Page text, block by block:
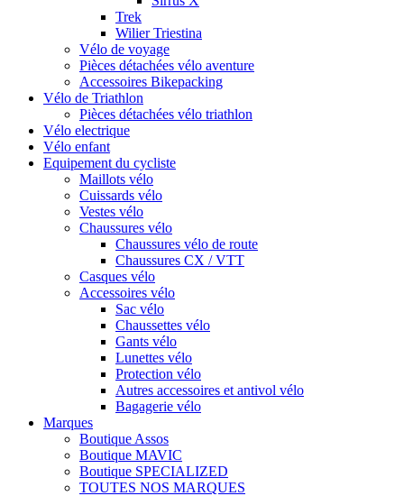
Trek
Wilier Triestina
Vélo de voyage
Pièces détachées vélo aventure
Accessoires Bikepacking
Vélo de Triathlon
Pièces détachées vélo triathlon
Vélo electrique
Vélo enfant
Equipement du cycliste
Maillots vélo
Cuissards vélo
Vestes vélo
Chaussures vélo
Chaussures vélo de route
Chaussures CX / VTT
Casques vélo
Accessoires vélo
Sac vélo
Chaussettes vélo
Gants vélo
Lunettes vélo
Protection vélo
Autres accessoires et antivol vélo
Bagagerie vélo
Marques
Boutique Assos
Boutique MAVIC
Boutique SPECIALIZED
TOUTES NOS MARQUES